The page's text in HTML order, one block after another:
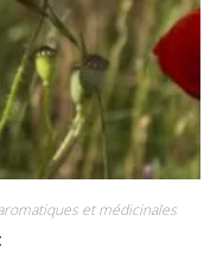
et médicinales